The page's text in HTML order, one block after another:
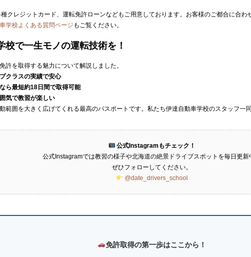
クレジットカード、運転免許ローンなどもご用意しております。お客様のご都合に合わ
学校よくある質問ページ もご覧ください。
校で一生モノの運転技術を！
許を取得する魅力について解説しました。
クラスの実績で安心
ら最短約18日間で取得可能
気で教習が楽しい
範囲を大きく広げてくれる最高のパスポートです。私たち伊達自動車学校のスタッフ一
公式Instagramもチェック！
公式Instagramでは教習の様子や北海道の絶景ドライブスポットを毎日更新
ぜひフォローしてください。
@date_drivers_school
免許取得の第一歩はここから！